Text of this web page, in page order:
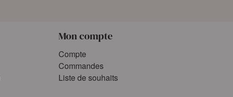
Mon compte
Compte
Commandes
Liste de souhaits